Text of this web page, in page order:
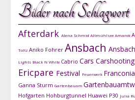
Bilder nach Schlagwort
Afterdark Alena Schmid AltmühlseeAmarok
Toltz Aniko Fohrer Ansbach
Lights Black N White Cabrio Cars Carshooting
Ericpare Festival Feuerwerk Franconia
Ganna Sturm Gartenbauam
Hofgarten Hohburgtunnel Huawei P30 Julia